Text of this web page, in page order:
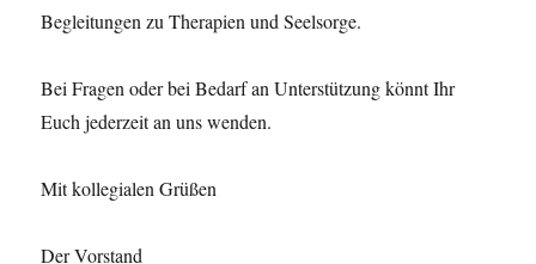
Begleitungen zu Therapien und Seelsorge.
Bei Fragen oder bei Bedarf an Unterstützung könnt Ihr
Euch jederzeit an uns wenden.
Mit kollegialen Grüßen
Der Vorstand